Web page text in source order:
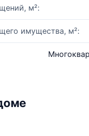
м²:
имущества, м²: